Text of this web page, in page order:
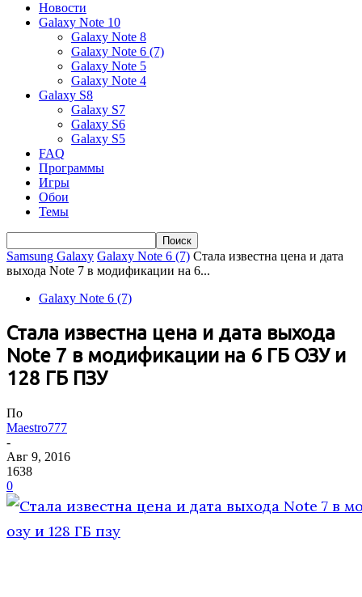
Новости
Galaxy Note 10
Galaxy Note 8
Galaxy Note 6 (7)
Galaxy Note 5
Galaxy Note 4
Galaxy S8
Galaxy S7
Galaxy S6
Galaxy S5
FAQ
Программы
Игры
Обои
Темы
Samsung Galaxy Galaxy Note 6 (7) Стала известна цена и дата
выхода Note 7 в модификации на 6...
Galaxy Note 6 (7)
Стала известна цена и дата выхода
Note 7 в модификации на 6 ГБ ОЗУ и
128 ГБ ПЗУ
По
Maestro777
-
Авг 9, 2016
1638
0